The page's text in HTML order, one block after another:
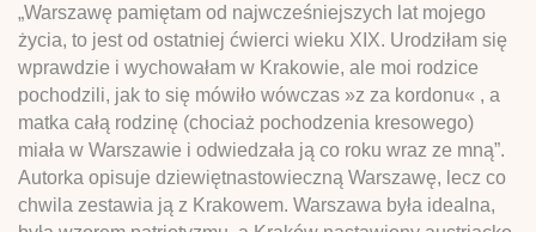
„Warszawę pamiętam od najwcześniejszych lat mojego
życia, to jest od ostatniej ćwierci wieku XIX. Urodziłam się
wprawdzie i wychowałam w Krakowie, ale moi rodzice
pochodzili, jak to się mówiło wówczas »z za kordonu« , a
matka całą rodzinę (chociaż pochodzenia kresowego)
miała w Warszawie i odwiedzała ją co roku wraz ze mną”.
Autorka opisuje dziewiętnastowieczną Warszawę, lecz co
chwila zestawia ją z Krakowem. Warszawa była idealna,